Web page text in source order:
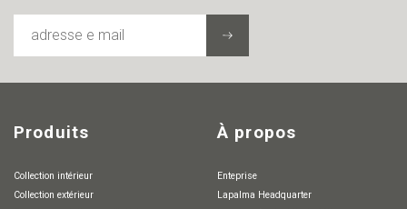
Produits
Collection intérieur
Collection extérieur
À propos
Enteprise
Lapalma Headquarter